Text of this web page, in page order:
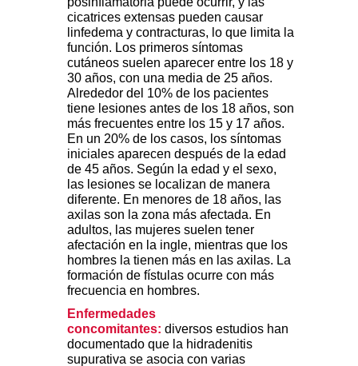
cicatrices extensas pueden causar
linfedema y contracturas, lo que limita la
función. Los primeros síntomas
cutáneos suelen aparecer entre los 18 y
30 años, con una media de 25 años.
Alrededor del 10% de los pacientes
tiene lesiones antes de los 18 años, son
más frecuentes entre los 15 y 17 años.
En un 20% de los casos, los síntomas
iniciales aparecen después de la edad
de 45 años. Según la edad y el sexo,
las lesiones se localizan de manera
diferente. En menores de 18 años, las
axilas son la zona más afectada. En
adultos, las mujeres suelen tener
afectación en la ingle, mientras que los
hombres la tienen más en las axilas. La
formación de fístulas ocurre con más
frecuencia en hombres.
Enfermedades
concomitantes: diversos estudios han
documentado que la hidradenitis
supurativa se asocia con varias